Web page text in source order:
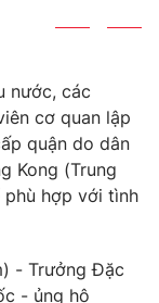
nước, các
cơ quan lập
quận do dân
Kong (Trung
phù hợp với tình
- Trưởng Đặc
- ủng hộ